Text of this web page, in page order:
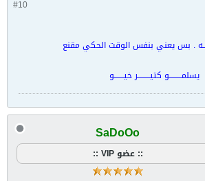
#10
. بس يعني بنفس الوقت الحكي مقنع
يسلمـــــــــو كتيـــــــــر خيـــــــو
SaDoOo
:: عضو VIP ::